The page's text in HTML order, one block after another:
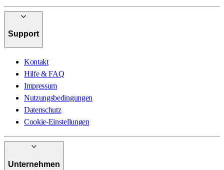
Support
Kontakt
Hilfe & FAQ
Impressum
Nutzungsbedingungen
Datenschutz
Cookie-Einstellungen
Unternehmen